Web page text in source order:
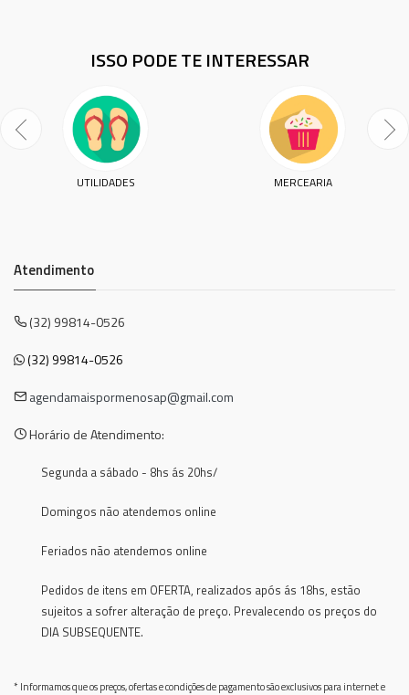
ISSO PODE TE INTERESSAR
UTILIDADES MERCEARIA
Atendimento
(32) 99814-0526
(32) 99814-0526
agendamaispormenosap@gmail.com
Horário de Atendimento:
Segunda a sábado - 8hs ás 20hs/
Domingos não atendemos online
Feriados não atendemos online
Pedidos de itens em OFERTA, realizados após ás 18hs, estão
sujeitos a sofrer alteração de preço. Prevalecendo os preços do
DIA SUBSEQUENTE.
* Informamos que os preços, ofertas e condições de pagamento são exclusivos para internet e